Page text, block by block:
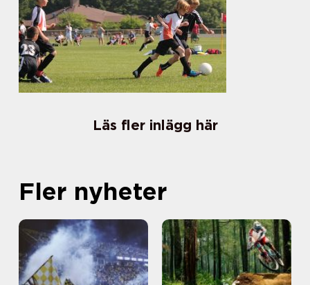
Läs fler inlägg här
Fler nyheter